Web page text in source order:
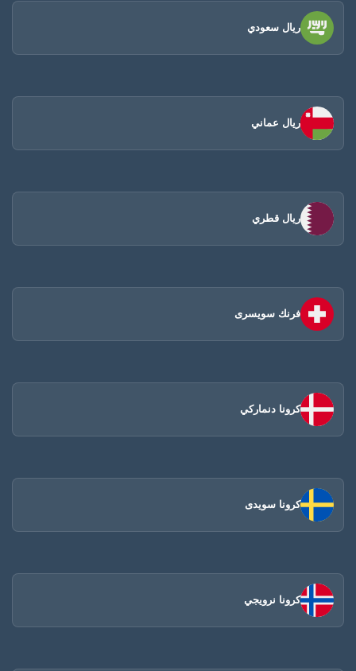
ريال سعودي
ريال عماني
ريال قطري
فرنك سويسرى
كرونا دنماركي
كرونا سويدى
كرونا نرويجي